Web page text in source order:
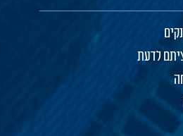
לדעת